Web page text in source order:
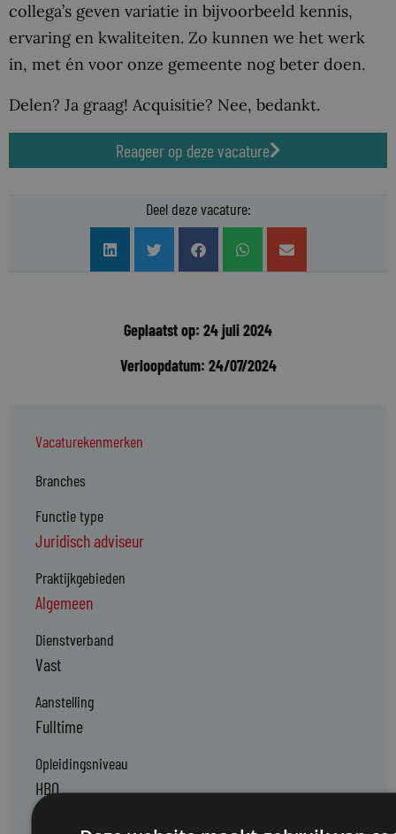
collega’s geven variatie in bijvoorbeeld kennis,
ervaring en kwaliteiten. Zo kunnen we het werk
in, met én voor onze gemeente nog beter doen.
Delen? Ja graag! Acquisitie? Nee, bedankt.
Reageer op deze vacature
Deel deze vacature:
Geplaatst op: 24 juli 2024
Verloopdatum: 24/07/2024
Vacaturekenmerken
Branches
Functie type
Juridisch adviseur
Praktijkgebieden
Algemeen
Dienstverband
Vast
Aanstelling
Fulltime
Opleidingsniveau
HBO